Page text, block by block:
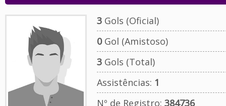
3Gols (Oficial)
0Gol (Amistoso)
3Gols (Total)
Assistências: 1
Nº de Registro: 384736